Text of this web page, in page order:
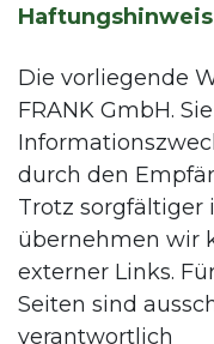
Haftungshinweis
Die vorliegende
FRANK GmbH.
durch den
Trotz sorgfältiger
übernehmen wir
externer Links.
Seiten sind
verantwortlich